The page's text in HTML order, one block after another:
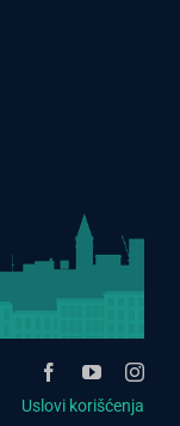
Uslovi korišćenja